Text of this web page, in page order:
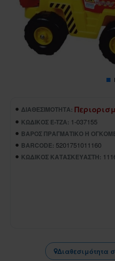
ΔΙΑΘΕΣΙΜΌΤΗΤΑ:
ΚΩΔΙΚΌΣ E-TZA: 1-037155
ΒΆΡΟΣ ΠΡΑΓΜΑΤΙΚΌ Ή
BARCODE: 5201751011160
ΚΩΔΙΚΌΣ ΚΑΤΑΣΚΕΥΑΣΤΉ:
Διαθεσιμότητα